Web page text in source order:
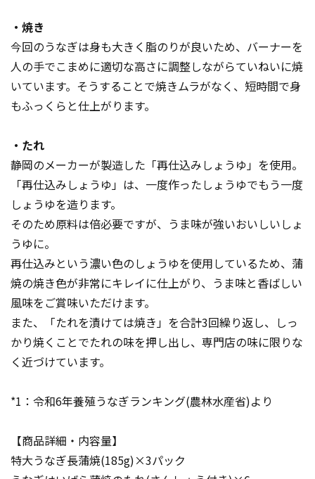
・焼き
今回のうなぎは身も大きく脂のりが良いため、バーナーを
人の手でこまめに適切な高さに調整しながらていねいに焼
いています。そうすることで焼きムラがなく、短時間で身
もふっくらと仕上がります。
・たれ
静岡のメーカーが製造した「再仕込みしょうゆ」を使用。
「再仕込みしょうゆ」は、一度作ったしょうゆでもう一度
しょうゆを造ります。
そのため原料は倍必要ですが、うま味が強いおいしいしょ
うゆに。
再仕込みという濃い色のしょうゆを使用しているため、蒲
焼の焼き色が非常にキレイに仕上がり、うま味と香ばしい
風味をご賞味いただけます。
また、「たれを漬けては焼き」を合計3回繰り返し、しっ
かり焼くことでたれの味を押し出し、専門店の味に限りな
く近づけています。
*1：令和6年養殖うなぎランキング(農林水産省)より
【商品詳細・内容量】
特大うなぎ長蒲焼(185g)×3パック